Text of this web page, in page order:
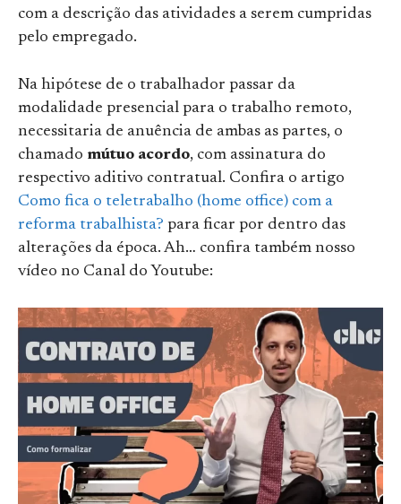
com a descrição das atividades a serem cumpridas
pelo empregado.
Na hipótese de o trabalhador passar da
modalidade presencial para o trabalho remoto,
necessitaria de anuência de ambas as partes, o
chamado mútuo acordo, com assinatura do
respectivo aditivo contratual. Confira o artigo
Como fica o teletrabalho (home office) com a
reforma trabalhista? para ficar por dentro das
alterações da época. Ah… confira também nosso
vídeo no Canal do Youtube: